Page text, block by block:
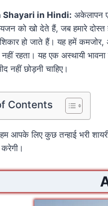
Shayari in Hindi: अकेलापन
को खो देते हैं, जब हमारे
हो जाते हैं। यह हमें कमजोर,
रहता। यह एक अस्थायी
नहीं छोड़नी चाहिए।
Contents
आपके लिए कुछ तन्हाई भरी